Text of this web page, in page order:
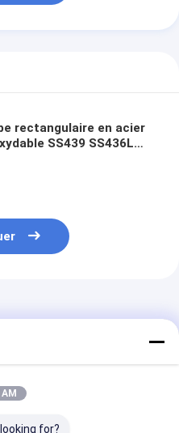
rectangulaire en acier
SS439 SS436L
for?